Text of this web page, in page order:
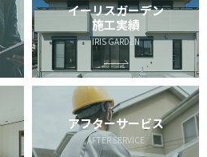
イーリスガーデン
施工実績
IRIS GARDEN
アフターサービス
AFTER SERVICE